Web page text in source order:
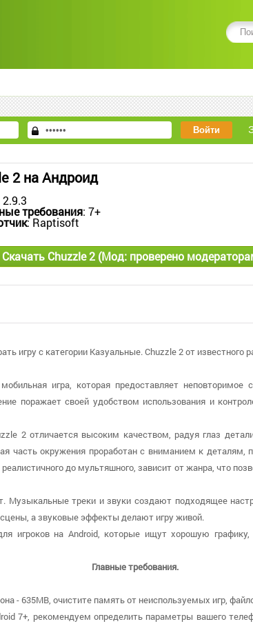
2 на Андроид
2.9.3
требования: 7+
: Raptisoft
Скачать Chuzzle 2 (Мод: проверено
игру с категории Казуальные. Chuzzle 2 от известного
игра, которая предоставляет неповторимое
поражает своей удобством использования и
2 отличается высоким качеством, радуя глаз
часть окружения проработан с вниманием к деталям,
до мультяшного, зависит от жанра, что
Музыкальные треки и звуки создают подходящее
а звуковые эффекты делают игру живой.
игроков на Android, которые ищут хорошую
Главные требования.
- 635MB, очистите память от неиспользуемых игр,
7+, рекомендуем определить параметры вашего